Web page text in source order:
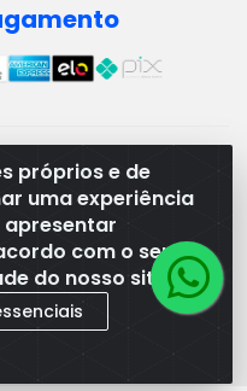
próprios e de
uma experiência
apresentar
com o seu
do nosso site.
DE PRODUTOS
13 E 14, BAIRRO DPI
408 - CNPJ:
49